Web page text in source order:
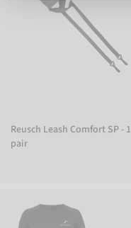
Reusch Leash Comfort SP - 1
pair